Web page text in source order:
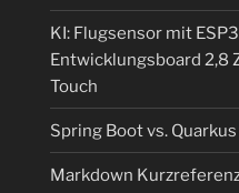
KI: Flugsensor mit
Entwicklungsboard 2,8
Touch
Spring Boot vs.
Markdown